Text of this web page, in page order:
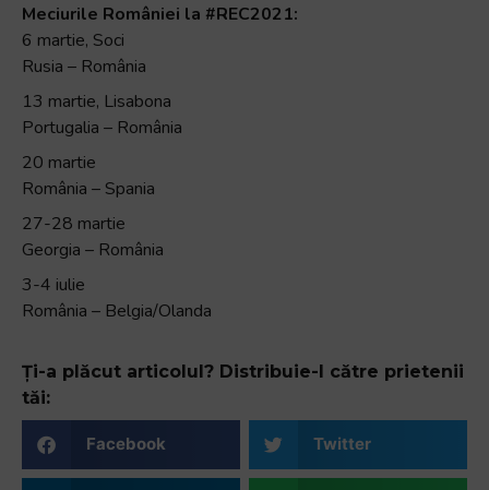
Meciurile României la #REC2021:
6 martie, Soci
Rusia – România
13 martie, Lisabona
Portugalia – România
20 martie
România – Spania
27-28 martie
Georgia – România
3-4 iulie
România – Belgia/Olanda
Ți-a plăcut articolul? Distribuie-l către prietenii
tăi:
Facebook Twitter